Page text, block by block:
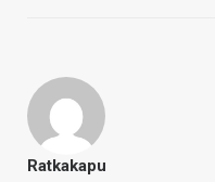
Ratkakapu